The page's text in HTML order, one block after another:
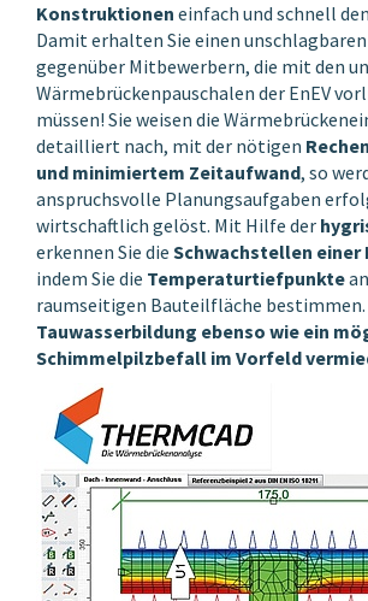
Konstruktionen einfach und schnell den
Damit erhalten Sie einen
gegenüber Mitbewerbern, die mit den
Wärmebrückenpauschalen der EnEV
müssen! Sie weisen die
detailliert nach, mit der nötigen
und minimiertem Zeitaufwand, so
anspruchsvolle Planungsaufgaben
wirtschaftlich gelöst. Mit Hilfe der
erkennen Sie die Schwachstellen
indem Sie die Temperaturtiefpunkte
raumseitigen Bauteilfläche bestimmen.
Tauwasserbildung ebenso wie ein
Schimmelpilzbefall im Vorfeld